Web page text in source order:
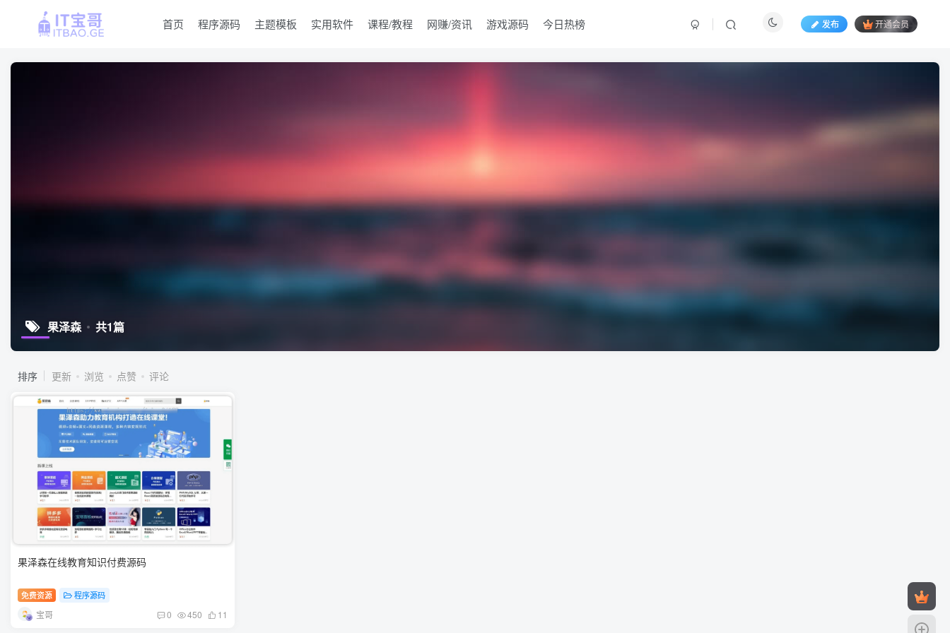
首页 程序源码 主题模板 实用软件 课程/教程 网赚/资讯 游戏源码 今日热榜 发布 开通会员
果泽森 共1篇
排序 更新 浏览 点赞 评论
果泽森在线教育知识付费源码
免费资源 程序源码
宝哥 0 450 11